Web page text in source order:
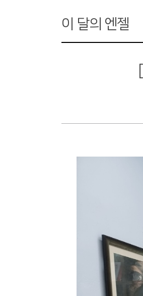
이 달의 엔젤